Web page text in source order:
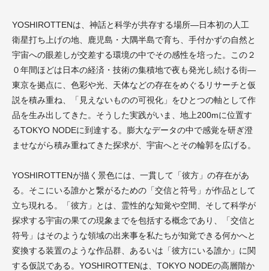
YOSHIROTTENは、神話と科学が共存する場所—日本初の人工
衛星打ち上げの地、鹿児島・大隅半島で育ち、手付かずの自然と
宇宙への眼差しが交差する環境の中でその感性を培った。この２
０年間ほどは日本の経済・技術の集積地で夜も発光し続ける街—
東京を拠点に、色彩や光、天体などの存在をめぐるリサーチと仮
説を積み重ね、「見えないものの可視化」をひとつの軸として作
品を生み出してきた。そうした実践がいま、地上200mに位置す
るTOKYO NODEに到達する。膨大なデータの中で感覚を研ぎ澄
ませながら積み重ねてきた探求が、宇宙へとその輪郭を広げる。
YOSHIROTTENが描く景色には、一貫して「彼方」の存在があ
る。そこにいる誰かと繋がるための「交信と符号」が作品として
立ち現れる。「彼方」とは、霊性的な知覚や空間、そして科学が
探求する宇宙の果ての現象までを包括する概念であり、「交信と
符号」はそのような領域の出来事を私たちが知覚できる何かへと
変換する装置のような作品群、あるいは「彼方にいる誰か」に関
する仮説である。YOSHIROTTENは、TOKYO NODEの高層階か